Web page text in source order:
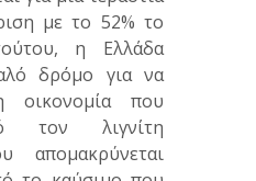
με το 52% το
η Ελλάδα
δρόμο για να
οικονομία που
τον λιγνίτη
απομακρύνεται